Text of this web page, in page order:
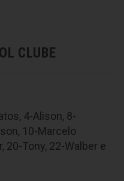
CLUBE
4-Alison, 8-
10-Marcelo
20-Tony, 22-Walber e